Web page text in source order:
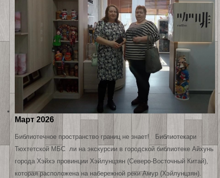
Март 2026
Библиотечное пространство границ не знает! Библиотекари
Тюхтетской МБС ли на экскурсии в городской библиотеке Айхунь
города Хэйхэ провинции Хэйлунцзян (Северо-Восточный Китай),
которая расположена на набережной реки Амур (Хэйлунцзян).